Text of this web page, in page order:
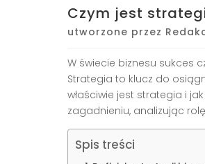
Czym jest
utworzone przez
W świecie biznesu sukces
Strategia to klucz do
właściwie jest strategia i
zagadnieniu, analizując
Spis treści